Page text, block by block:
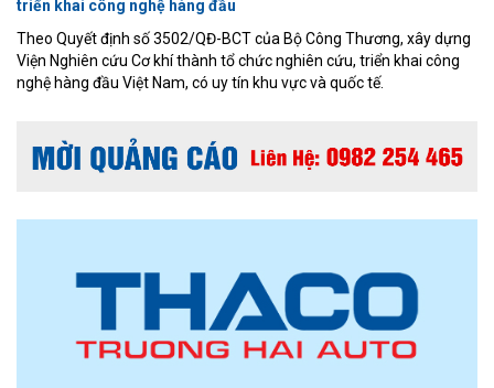
triển khai công nghệ hàng đầu
Theo Quyết định số 3502/QĐ-BCT của Bộ Công Thương, xây dựng
Viện Nghiên cứu Cơ khí thành tổ chức nghiên cứu, triển khai công
nghệ hàng đầu Việt Nam, có uy tín khu vực và quốc tế.